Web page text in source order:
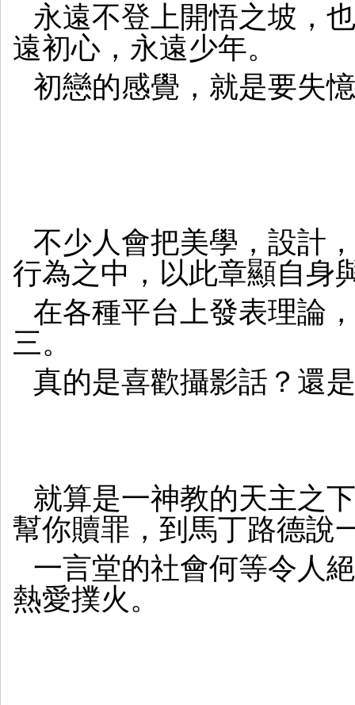
永遠不登上開悟之坡，
遠初心，永遠少年。
初戀的感覺，就是要失
不少人會把美學，設計
行為之中，以此章顯自身
在各種平台上發表理論
三。
真的是喜歡攝影話？還
就算是一神教的天主之
幫你贖罪，到馬丁路德說
一言堂的社會何等令人
熱愛撲火。